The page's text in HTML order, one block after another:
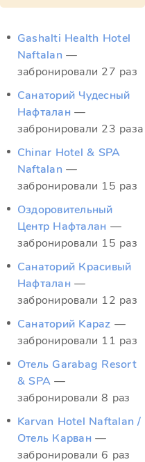
Gashalti Health Hotel
Naftalan —
забронировали 27 раз
Санаторий Чудесный
Нафталан —
забронировали 23 раза
Chinar Hotel & SPA
Naftalan —
забронировали 15 раз
Оздоровительный
Центр Нафталан —
забронировали 15 раз
Санаторий Красивый
Нафталан —
забронировали 12 раз
Санаторий Kapaz —
забронировали 11 раз
Отель Garabag Resort
& SPA —
забронировали 8 раз
Karvan Hotel Naftalan /
Отель Карван —
забронировали 6 раз